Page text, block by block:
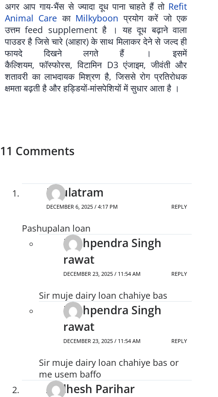
अगर आप गाय-भैंस से ज्यादा दूध पाना चाहते हैं तो Refit
Animal Care का Milkyboon प्रयोग करें जो एक
उत्तम feed supplement है । यह दूध बढ़ाने वाला
पाउडर है जिसे चारे (आहार) के साथ मिलाकर देने से जल्द ही
फायदे दिखने लगते हैं । इसमें
कैल्शियम, फॉस्फोरस, विटामिन D3 एंजाइम, जीवंती और
शतावरी का लाभदायक मिश्रण है, जिससे रोग प्रतिरोधक
क्षमता बढ़ती है और हड्डियों-मांसपेशियों में सुधार आता है ।
11 Comments
Daulatram
DECEMBER 6, 2025 / 4:17 PM REPLY
Pashupalan loan
Pushpendra Singh
rawat
DECEMBER 23, 2025 / 11:54 AM REPLY
Sir muje dairy loan chahiye bas
Pushpendra Singh
rawat
DECEMBER 23, 2025 / 11:54 AM REPLY
Sir muje dairy loan chahiye bas or
me usem baffo
Avdhesh Parihar